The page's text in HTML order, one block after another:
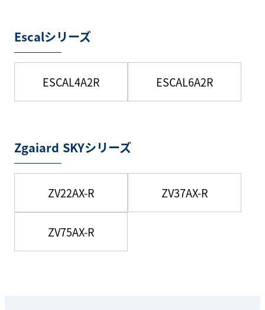
Escalシリーズ
ESCAL4A2R ESCAL6A2R
Zgaiard SKYシリーズ
ZV22AX-R ZV37AX-R
ZV75AX-R